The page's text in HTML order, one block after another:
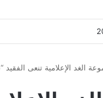
الغد الإعلامية تنعى